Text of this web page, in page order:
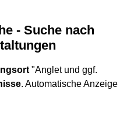
"Anglet und ggf.
. Automatische Anzeige